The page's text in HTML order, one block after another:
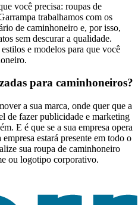
você precisa: roupas de
trabalhamos com os
de caminhoneiro e, por isso,
sem descurar a qualidade.
e modelos para que você
para caminhoneiros?
a sua marca, onde quer que a
de fazer publicidade e marketing
E é que se a sua empresa opera
estará presente em todo o
sua roupa de caminhoneiro
ou logotipo corporativo.